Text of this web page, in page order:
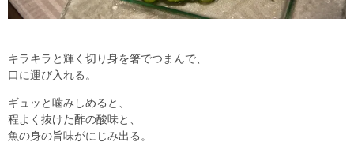
キラキラと輝く切り身を箸でつまんで、
口に運び入れる。
ギュッと噛みしめると、
程よく抜けた酢の酸味と、
魚の身の旨味がにじみ出る。